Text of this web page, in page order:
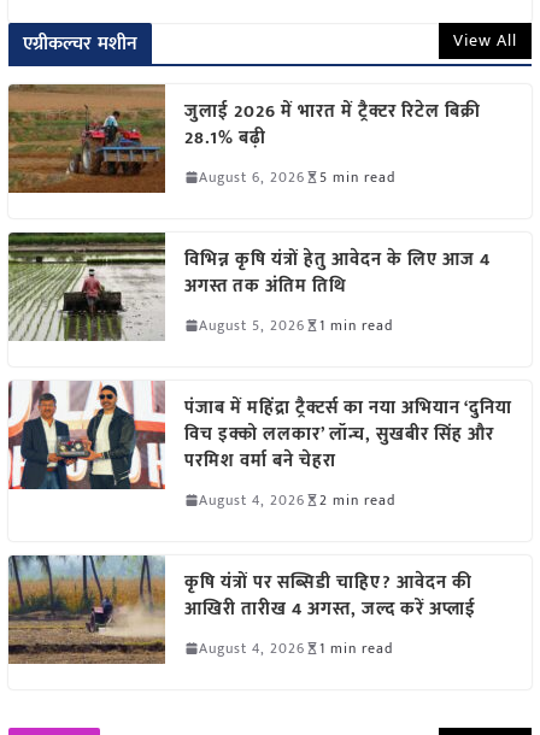
एग्रीकल्चर मशीन View All
जुलाई 2026 में भारत में ट्रैक्टर रिटेल बिक्री
28.1% बढ़ी
August 6, 2026 5 min read
विभिन्न कृषि यंत्रों हेतु आवेदन के लिए आज 4
अगस्त तक अंतिम तिथि
August 5, 2026 1 min read
पंजाब में महिंद्रा ट्रैक्टर्स का नया अभियान ‘दुनिया
विच इक्को ललकार’ लॉन्च, सुखबीर सिंह और
परमिश वर्मा बने चेहरा
August 4, 2026 2 min read
कृषि यंत्रों पर सब्सिडी चाहिए? आवेदन की
आखिरी तारीख 4 अगस्त, जल्द करें अप्लाई
August 4, 2026 1 min read